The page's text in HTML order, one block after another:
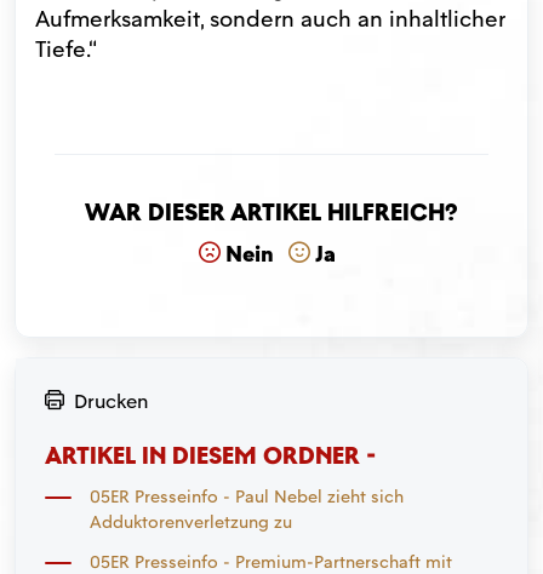
Aufmerksamkeit, sondern auch an inhaltlicher
Tiefe.“
War dieser Artikel hilfreich?
Nein Ja
Drucken
ARTIKEL IN DIESEM ORDNER -
05ER Presseinfo - Paul Nebel zieht sich
Adduktorenverletzung zu
05ER Presseinfo - Premium-Partnerschaft mit